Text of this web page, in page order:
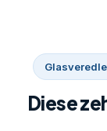
Diese